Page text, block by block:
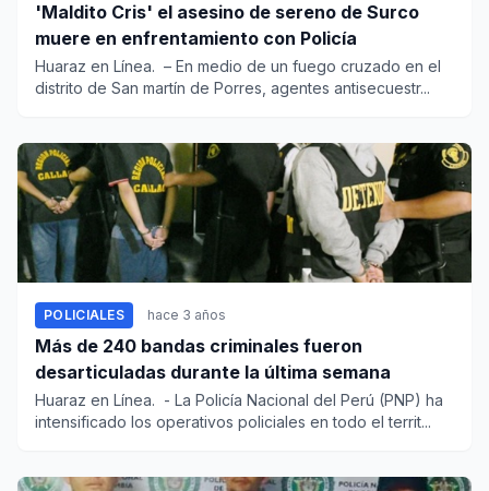
'Maldito Cris' el asesino de sereno de Surco
muere en enfrentamiento con Policía
Huaraz en Línea. – En medio de un fuego cruzado en el
distrito de San martín de Porres, agentes antisecuestr...
POLICIALES hace 3 años
Más de 240 bandas criminales fueron
desarticuladas durante la última semana
Huaraz en Línea. - La Policía Nacional del Perú (PNP) ha
intensificado los operativos policiales en todo el territ...